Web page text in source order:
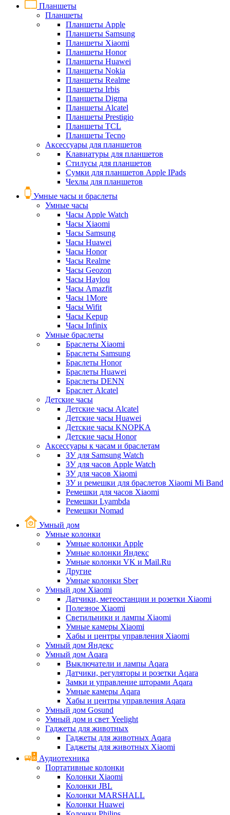
Планшеты
Планшеты
Планшеты Apple
Планшеты Samsung
Планшеты Xiaomi
Планшеты Honor
Планшеты Huawei
Планшеты Nokia
Планшеты Realme
Планшеты Irbis
Планшеты Digma
Планшеты Alcatel
Планшеты Prestigio
Планшеты TCL
Планшеты Tecno
Аксессуары для планшетов
Клавиатуры для планшетов
Стилусы для планшетов
Сумки для планшетов Apple IPads
Чехлы для планшетов
Умные часы и браслеты
Умные часы
Часы Apple Watch
Часы Xiaomi
Часы Samsung
Часы Huawei
Часы Honor
Часы Realme
Часы Geozon
Часы Haylou
Часы Amazfit
Часы 1More
Часы Wifit
Часы Kepup
Часы Infinix
Умные браслеты
Браслеты Xiaomi
Браслеты Samsung
Браслеты Honor
Браслеты Huawei
Браслеты DENN
Браслет Alcatel
Детские часы
Детские часы Alcatel
Детские часы Huawei
Детские часы KNOPKA
Детские часы Honor
Аксессуары к часам и браслетам
ЗУ для Samsung Watch
ЗУ для часов Apple Watch
ЗУ для часов Xiaomi
ЗУ и ремешки для браслетов Xiaomi Mi Band
Ремешки для часов Xiaomi
Ремешки Lyambda
Ремешки Nomad
Умный дом
Умные колонки
Умные колонки Apple
Умные колонки Яндекс
Умные колонки VK и Mail.Ru
Другие
Умные колонки Sber
Умный дом Xiaomi
Датчики, метеостанции и розетки Xiaomi
Полезное Xiaomi
Светильники и лампы Xiaomi
Умные камеры Xiaomi
Хабы и центры управления Xiaomi
Умный дом Яндекс
Умный дом Aqara
Выключатели и лампы Aqara
Датчики, регуляторы и розетки Aqara
Замки и управление шторами Aqara
Умные камеры Aqara
Хабы и центры управления Aqara
Умный дом Gosund
Умный дом и свет Yeelight
Гаджеты для животных
Гаджеты для животных Aqara
Гаджеты для животных Xiaomi
Аудиотехника
Портативные колонки
Колонки Xiaomi
Колонки JBL
Колонки MARSHALL
Колонки Huawei